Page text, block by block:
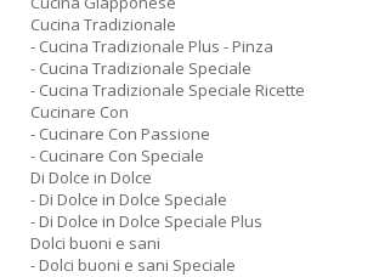
Cucina Tradizionale
- Cucina Tradizionale Plus - Pinza
- Cucina Tradizionale Speciale
- Cucina Tradizionale Speciale Ricette
Cucinare Con
- Cucinare Con Passione
- Cucinare Con Speciale
Di Dolce in Dolce
- Di Dolce in Dolce Speciale
- Di Dolce in Dolce Speciale Plus
Dolci buoni e sani
- Dolci buoni e sani Speciale